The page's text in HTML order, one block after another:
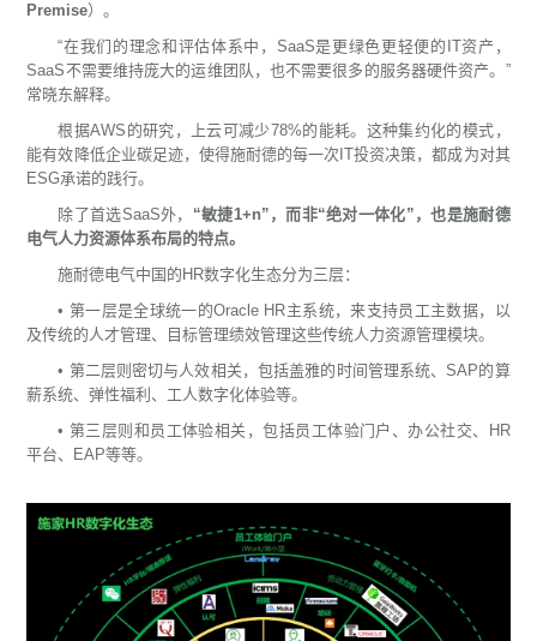
Premise）。
“在我们的理念和评估体系中，SaaS是更绿色更轻便的IT资产，
SaaS不需要维持庞大的运维团队，也不需要很多的服务器硬件资产。”
常晓东解释。
根据AWS的研究，上云可减少78%的能耗。这种集约化的模式，
能有效降低企业碳足迹，使得施耐德的每一次IT投资决策，都成为对其
ESG承诺的践行。
除了首选SaaS外， “敏捷1+n”，而非“绝对一体化”，也是施耐德
电气人力资源体系布局的特点。
施耐德电气中国的HR数字化生态分为三层：
• 第一层是全球统一的Oracle HR主系统，来支持员工主数据，以
及传统的人才管理、目标管理绩效管理这些传统人力资源管理模块。
• 第二层则密切与人效相关，包括盖雅的时间管理系统、SAP的算
薪系统、弹性福利、工人数字化体验等。
• 第三层则和员工体验相关，包括员工体验门户、办公社交、HR
平台、EAP等等。